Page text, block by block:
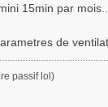
15min par
de
passif lol)